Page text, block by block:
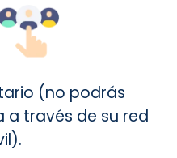
(no podrás
a través de su red